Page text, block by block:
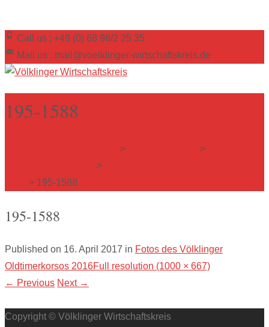
Call us : +49 (0) 68 98/2 25 35
Mail us : mail@voelklinger-wirtschaftskreis.de
195-1588
>
>
>
> 195-1588
195-1588
Published on 16. April 2017 in Fotos des Völklinger
Oldtimerkorsos 2016Full resolution (1000 × 667)
← Previous Next →
Copyright © Völklinger Wirtschaftskreis